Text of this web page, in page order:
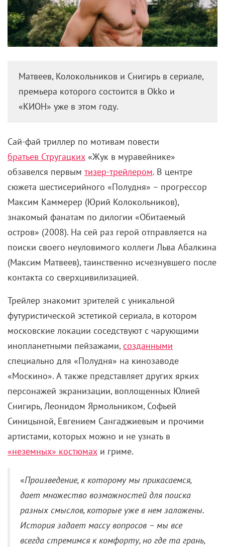
Матвеев, Колокольников и Снигирь в сериале,
премьера которого состоится в Okko и
«КИОН» уже в этом году.
Сай-фай триллер по мотивам повести
братьев Стругацких «Жук в муравейнике»
обзавелся первым тизер-трейлером. В центре
сюжета шестисерийного «Полудня» – прогрессор
Максим Каммерер (Юрий Колокольников),
знакомый фанатам по дилогии «Обитаемый
остров» (2008). На сей раз герой отправляется на
поиски своего неуловимого коллеги Льва Абалкина
(Максим Матвеев), таинственно исчезнувшего после
контакта со сверхцивилизацией.
Трейлер знакомит зрителей с уникальной
футуристической эстетикой сериала, в котором
московские локации соседствуют с чарующими
инопланетными пейзажами,созданными
специально для «Полудня» на кинозаводе
«Москино». А также представляет других ярких
персонажей экранизации, воплощенных Юлией
Снигирь, Леонидом Ярмольником, Софьей
Синицыной, Евгением Сангаджиевым и прочими
артистами, которых можно и не узнать в
«неземных» костюмах и гриме.
«Произведение, к которому мы прикасаемся,
дает множество возможностей для поиска
разных смыслов, которые уже в нем заложены.
История задает массу вопросов – мы все
всегда стремимся к комфорту, но где та грань,